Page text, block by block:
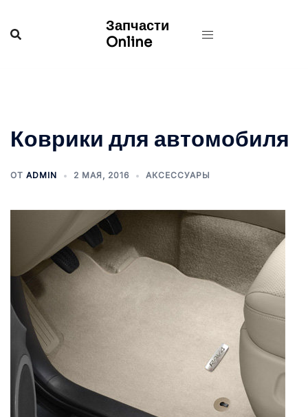
Запчасти
Online
Коврики для автомобиля
ОТ ADMIN 2 МАЯ, 2016 АКСЕССУАРЫ